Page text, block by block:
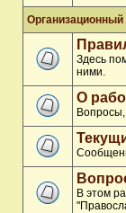
Организационный
Здесь
ними.
О
В этом